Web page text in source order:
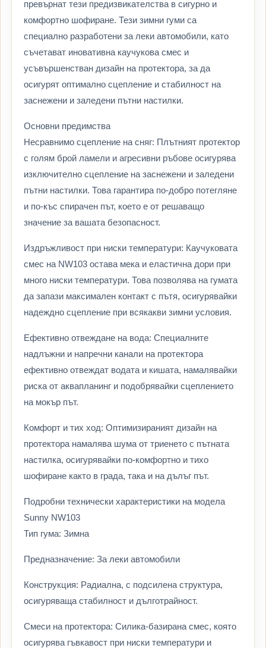
превърнат тези предизвикателства в сигурно и
комфортно шофиране. Тези зимни гуми са
специално разработени за леки автомобили, като
съчетават иновативна каучукова смес и
усъвършенстван дизайн на протектора, за да
осигурят оптимално сцепление и стабилност на
заснежени и заледени пътни настилки.
Основни предимства
Несравнимо сцепление на сняг: Плътният протектор
с голям брой ламели и агресивни ръбове осигурява
изключително сцепление на заснежени и заледени
пътни настилки. Това гарантира по-добро потегляне
и по-къс спирачен път, което е от решаващо
значение за вашата безопасност.
Издръжливост при ниски температури: Каучуковата
смес на NW103 остава мека и еластична дори при
много ниски температури. Това позволява на гумата
да запази максимален контакт с пътя, осигурявайки
надеждно сцепление при всякакви зимни условия.
Ефективно отвеждане на вода: Специалните
надлъжни и напречни канали на протектора
ефективно отвеждат водата и кишата, намалявайки
риска от аквапланинг и подобрявайки сцеплението
на мокър път.
Комфорт и тих ход: Оптимизираният дизайн на
протектора намалява шума от триенето с пътната
настилка, осигурявайки по-комфортно и тихо
шофиране както в града, така и на дълъг път.
Подробни технически характеристики на модела
Sunny NW103
Тип гума: Зимна
Предназначение: За леки автомобили
Конструкция: Радиална, с подсилена структура,
осигуряваща стабилност и дълготрайност.
Смеси на протектора: Силика-базирана смес, която
осигурява гъвкавост при ниски температури и